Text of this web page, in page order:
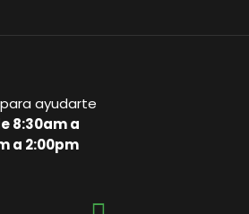
ayudarte
8:30am a
a 2:00pm